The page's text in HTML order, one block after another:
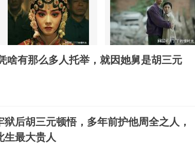
啥有那么多人托举，就因她舅是胡三元
狱后胡三元顿悟，多年前护他周全之人，
生最大贵人